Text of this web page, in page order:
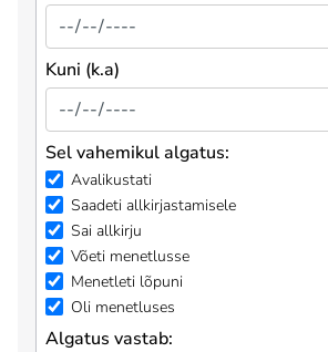
Kuni (k.a)
Sel vahemikul algatus:
Avalikustati
Saadeti allkirjastamisele
Sai allkirju
Võeti menetlusse
Menetleti lõpuni
Oli menetluses
Algatus vastab: